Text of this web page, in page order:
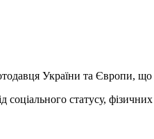
України та Європи, що
статусу,